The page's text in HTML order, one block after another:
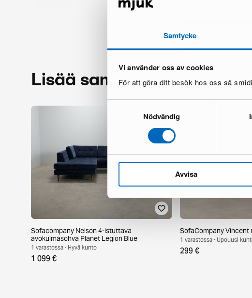
Samtycke
Vi använder oss av cookies
För att göra ditt besök hos oss så
Nödvändig
Avvisa
Lisää samalta brändiltä
Sofacompany Nelson 4-istuttava
avokulmasohva Planet Legion Blue
1 varastossa · Hyvä kunto
1 099 €
SofaCompany Vincent
1 varastossa · Upouusi
299 €